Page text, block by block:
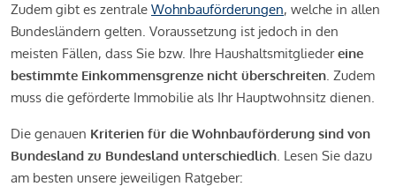
Zudem gibt es zentrale Wohnbauförderungen, welche in allen
Bundesländern gelten. Voraussetzung ist jedoch in den
meisten Fällen, dass Sie bzw. Ihre Haushaltsmitgliedereine
bestimmte Einkommensgrenze nicht überschreiten. Zudem
muss die geförderte Immobilie als Ihr Hauptwohnsitz dienen.
Die genauen Kriterien für die Wohnbauförderung sind von
Bundesland zu Bundesland unterschiedlich. Lesen Sie dazu
am besten unsere jeweiligen Ratgeber: